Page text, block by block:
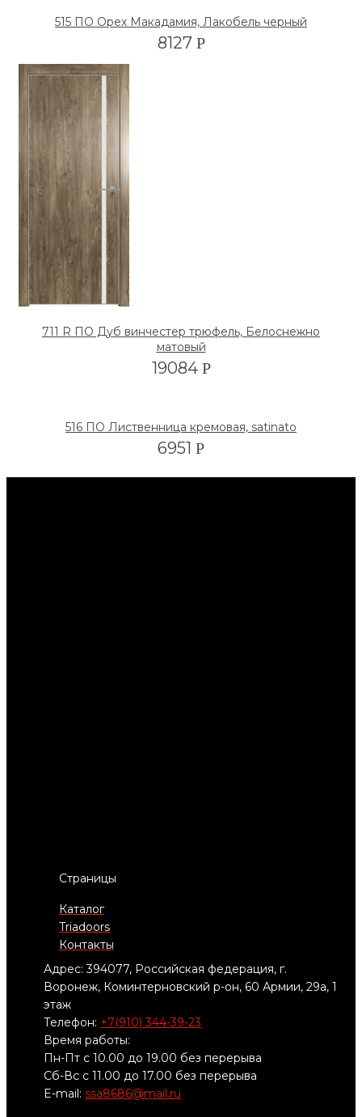
515 ПО Орех Макадамия, Лакобель черный
8127 Р
711 R ПО Дуб винчестер трюфель, Белоснежно
матовый
19084 Р
516 ПО Лиственница кремовая, satinato
6951 Р
Страницы
Каталог
Triadoors
Контакты
Адрес: 394077, Российская федерация, г.
Воронеж, Коминтерновский р-он, 60 Армии, 29а, 1
этаж
Телефон: +7(910) 344-39-23
Время работы:
Пн-Пт с 10.00 до 19.00 без перерыва
Сб-Вс с 11.00 до 17.00 без перерыва
E-mail: ssa8686@mail.ru